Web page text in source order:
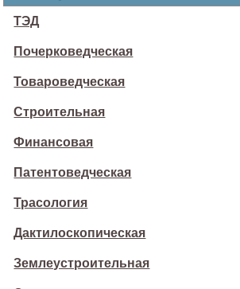
ТЭД
Почерковедческая
Товароведческая
Строительная
Финансовая
Патентоведческая
Трасология
Дактилоскопическая
Землеустроительная